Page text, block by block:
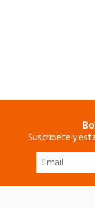
Suscríbete y